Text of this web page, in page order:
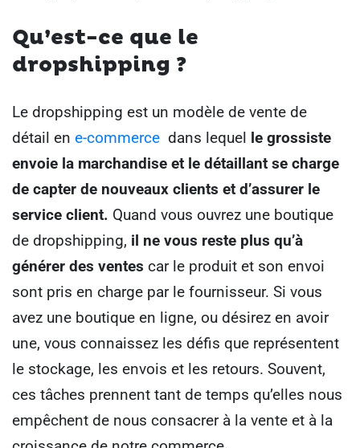
Qu’est-ce que le
dropshipping ?
Le dropshipping est un modèle de vente de
détail en e-commerce dans lequel le grossiste
envoie la marchandise et le détaillant se charge
de capter de nouveaux clients et d’assurer le
service client. Quand vous ouvrez une boutique
de dropshipping, il ne vous reste plus qu’à
générer des ventes car le produit et son envoi
sont pris en charge par le fournisseur. Si vous
avez une boutique en ligne, ou désirez en avoir
une, vous connaissez les défis que représentent
le stockage, les envois et les retours. Souvent,
ces tâches prennent tant de temps qu’elles nous
empêchent de nous consacrer à la vente et à la